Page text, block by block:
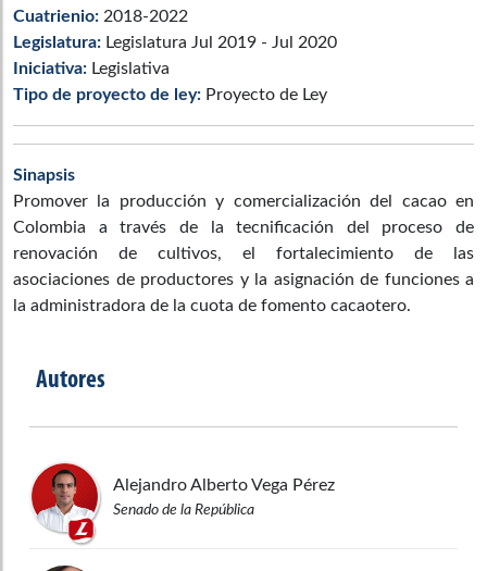
Cuatrienio: 2018-2022
Legislatura: Legislatura Jul 2019 - Jul 2020
Iniciativa: Legislativa
Tipo de proyecto de ley: Proyecto de Ley
Sinapsis
Promover la producción y comercialización del cacao en
Colombia a través de la tecnificación del proceso de
renovación de cultivos, el fortalecimiento de las
asociaciones de productores y la asignación de funciones a
la administradora de la cuota de fomento cacaotero.
Autores
Alejandro AlbertoVega Pérez
Senado de la República